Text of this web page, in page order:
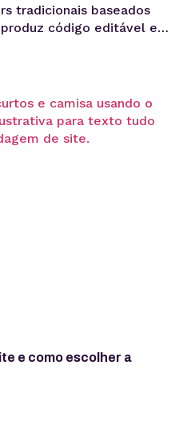
tradicionais baseados
código editável e
uma solução de
e sites por meio de IA
e como escolher a